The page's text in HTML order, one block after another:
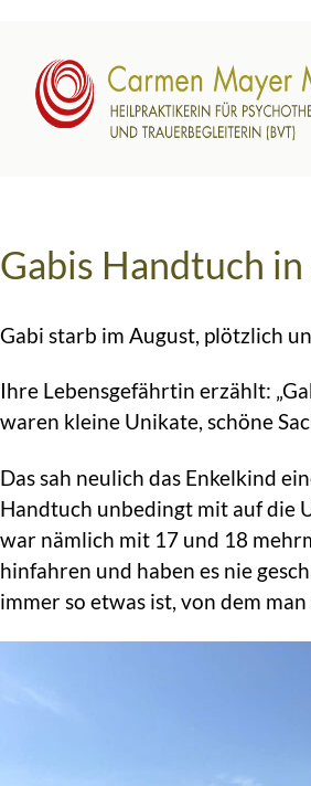
Gabis Handtuch
Gabi starb im August, plötzlich
Ihre Lebensgefährtin erzählt:
waren kleine Unikate, schöne
Das sah neulich das Enkelkind
Handtuch unbedingt mit auf die
war nämlich mit 17 und 18
hinfahren und haben es nie
immer so etwas ist, von dem